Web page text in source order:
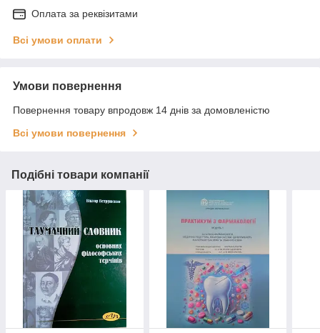
Оплата за реквізитами
Всі умови оплати
Умови повернення
Повернення товару впродовж 14 днів за домовленістю
Всі умови повернення
Подібні товари компанії